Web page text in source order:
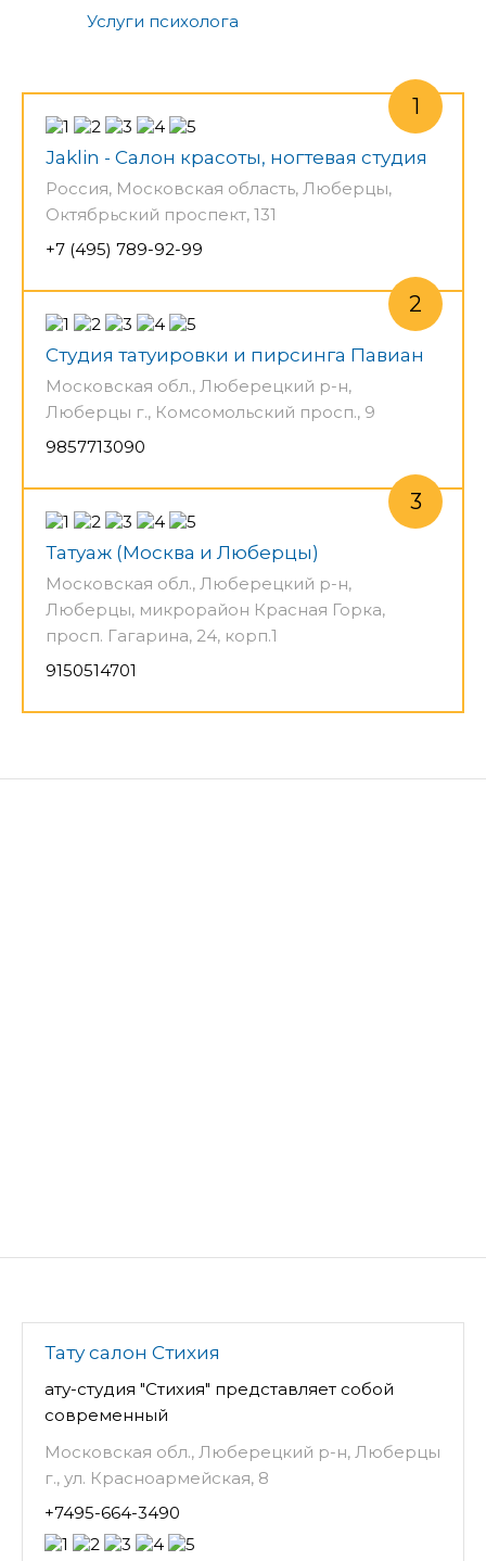
Услуги психолога
Jaklin - Салон красоты, ногтевая студия
Россия, Московская область, Люберцы,
Октябрьский проспект, 131
+7 (495) 789-92-99
Студия татуировки и пирсинга Павиан
Московская обл., Люберецкий р-н,
Люберцы г., Комсомольский просп., 9
9857713090
Татуаж (Москва и Люберцы)
Московская обл., Люберецкий р-н,
Люберцы, микрорайон Красная Горка,
просп. Гагарина, 24, корп.1
9150514701
Тату салон Стихия
ату-студия "Стихия" представляет собой
современный
Московская обл., Люберецкий р-н, Люберцы
г., ул. Красноармейская, 8
+7495-664-3490